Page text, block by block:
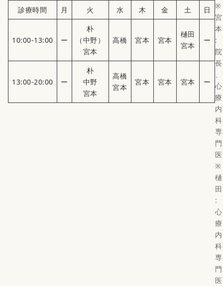
診療時間 月 火 水 木 金 土 日
10:00-13:00 ー
朴
（中野）
宮本
高橋 宮本 宮本
樋田
宮本
ー
13:00-20:00 ー
朴
中野
宮本
高橋
宮本
宮本 宮本 宮本 ー
※
宮
本
:
院
長
、
心
療
内
科
専
門
医
※
樋
田
:
心
療
内
科
専
門
医